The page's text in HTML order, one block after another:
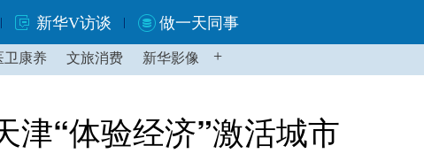
新华V访谈 做一天同事
卫康养 文旅消费 新华影像 +
“体验经济”激活城市